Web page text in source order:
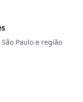
Paulo e região